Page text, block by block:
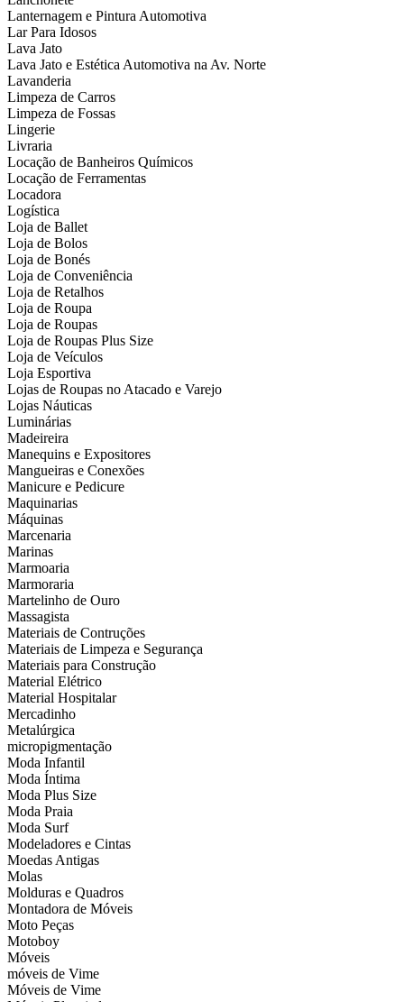
Lanternagem e Pintura Automotiva
Lar Para Idosos
Lava Jato
Lava Jato e Estética Automotiva na Av. Norte
Lavanderia
Limpeza de Carros
Limpeza de Fossas
Lingerie
Livraria
Locação de Banheiros Químicos
Locação de Ferramentas
Locadora
Logística
Loja de Ballet
Loja de Bolos
Loja de Bonés
Loja de Conveniência
Loja de Retalhos
Loja de Roupa
Loja de Roupas
Loja de Roupas Plus Size
Loja de Veículos
Loja Esportiva
Lojas de Roupas no Atacado e Varejo
Lojas Náuticas
Luminárias
Madeireira
Manequins e Expositores
Mangueiras e Conexões
Manicure e Pedicure
Maquinarias
Máquinas
Marcenaria
Marinas
Marmoaria
Marmoraria
Martelinho de Ouro
Massagista
Materiais de Contruções
Materiais de Limpeza e Segurança
Materiais para Construção
Material Elétrico
Material Hospitalar
Mercadinho
Metalúrgica
micropigmentação
Moda Infantil
Moda Íntima
Moda Plus Size
Moda Praia
Moda Surf
Modeladores e Cintas
Moedas Antigas
Molas
Molduras e Quadros
Montadora de Móveis
Moto Peças
Motoboy
Móveis
móveis de Vime
Móveis de Vime